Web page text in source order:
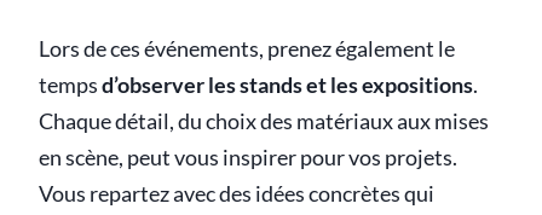
Lors de ces événements, prenez également le
tempsd’observer les stands et les expositions.
Chaque détail, du choix des matériaux aux mises
en scène, peut vous inspirer pour vos projets.
Vous repartez avec des idées concrètes qui